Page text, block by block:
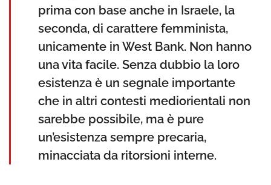
prima con base anche in Israele, la
seconda, di carattere femminista,
unicamente in West Bank. Non hanno
una vita facile. Senza dubbio la loro
esistenza è un segnale importante
che in altri contesti mediorientali non
sarebbe possibile, ma è pure
un’esistenza sempre precaria,
minacciata da ritorsioni interne.